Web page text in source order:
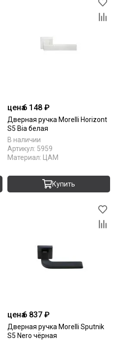
цена6 148 ₽
Дверная ручка Morelli Horizont
S5 Bia белая
В наличии
Артикул: 5959
Материал: ЦАМ
Купить
цена6 837 ₽
Дверная ручка Morelli Sputnik
S5 Nero чёрная